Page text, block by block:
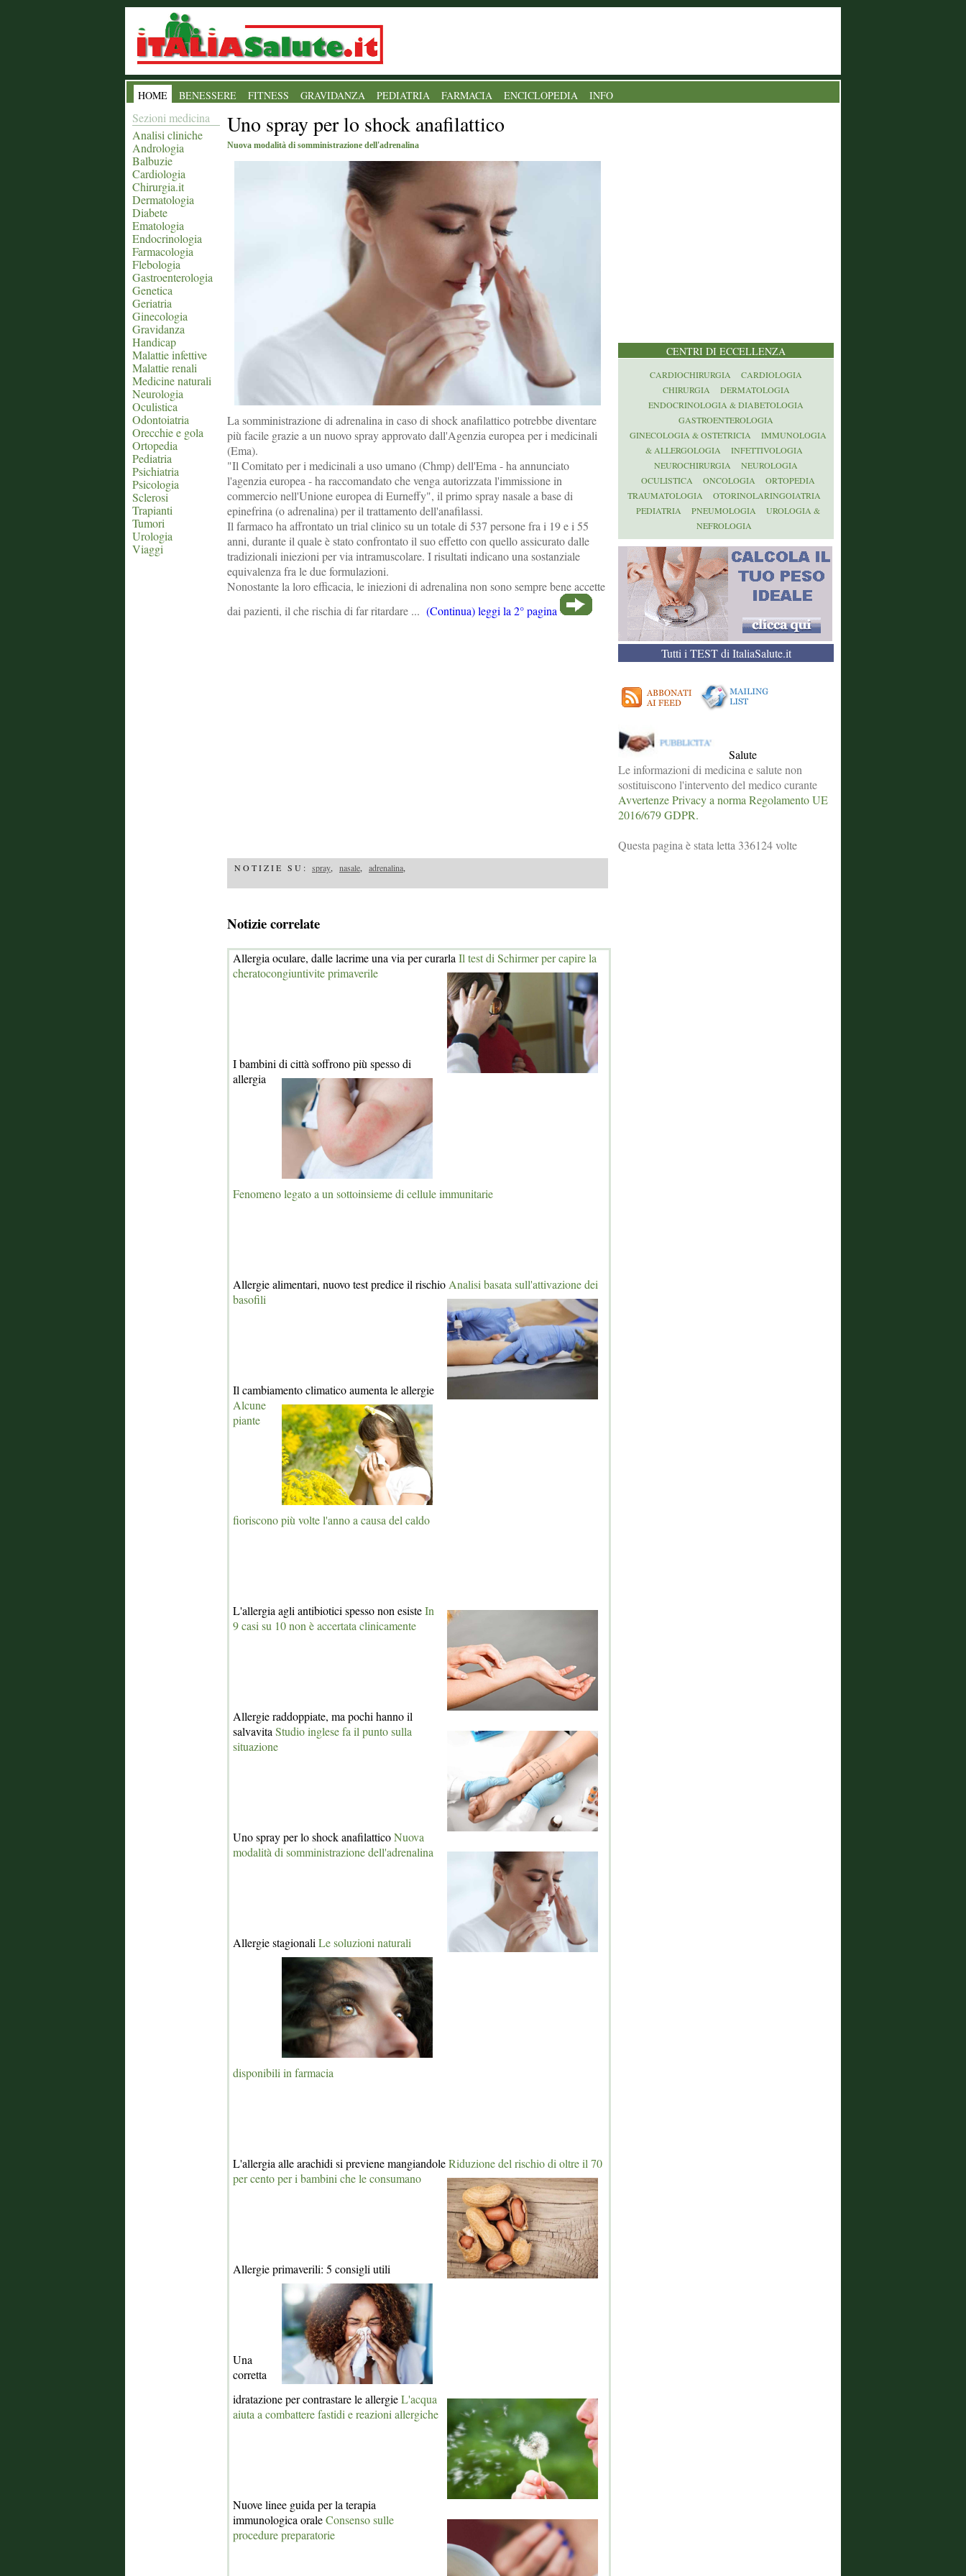
HOME BENESSERE FITNESS GRAVIDANZA PEDIATRIA FARMACIA ENCICLOPEDIA INFO
Sezioni medicina
Analisi cliniche
Andrologia
Balbuzie
Cardiologia
Chirurgia.it
Dermatologia
Diabete
Ematologia
Endocrinologia
Farmacologia
Flebologia
Gastroenterologia
Genetica
Geriatria
Ginecologia
Gravidanza
Handicap
Malattie infettive
Malattie renali
Medicine naturali
Neurologia
Oculistica
Odontoiatria
Orecchie e gola
Ortopedia
Pediatria
Psichiatria
Psicologia
Sclerosi
Trapianti
Tumori
Urologia
Viaggi
Uno spray per lo shock anafilattico
Nuova modalità di somministrazione dell'adrenalina
La somministrazione di adrenalina in caso di shock anafilattico potrebbe diventare
più facile grazie a un nuovo spray approvato dall'Agenzia europea per i medicinali
(Ema).
"Il Comitato per i medicinali a uso umano (Chmp) dell'Ema - ha annunciato
l'agenzia europea - ha raccomandato che venga autorizzata l'immissione in
commercio nell'Unione europea di Eurneffy", il primo spray nasale a base di
epinefrina (o adrenalina) per il trattamento dell'anafilassi.
Il farmaco ha affrontato un trial clinico su un totale di 537 persone fra i 19 e i 55
anni, durante il quale è stato confrontato il suo effetto con quello assicurato dalle
tradizionali iniezioni per via intramuscolare. I risultati indicano una sostanziale
equivalenza fra le due formulazioni.
Nonostante la loro efficacia, le iniezioni di adrenalina non sono sempre bene accette
dai pazienti, il che rischia di far ritardare ... (Continua) leggi la 2° pagina
NOTIZIE SU: spray, nasale, adrenalina,
Notizie correlate
Allergia oculare, dalle lacrime una via per curarla Il test di Schirmer per capire la
cheratocongiuntivite primaverile
I bambini di città soffrono più spesso di
allergia
Fenomeno legato a un sottoinsieme di cellule immunitarie
Allergie alimentari, nuovo test predice il rischio Analisi basata sull'attivazione dei
basofili
Il cambiamento climatico aumenta le allergie
Alcune
piante
fioriscono più volte l'anno a causa del caldo
L'allergia agli antibiotici spesso non esisteIn
9 casi su 10 non è accertata clinicamente
Allergie raddoppiate, ma pochi hanno il
salvavita Studio inglese fa il punto sulla
situazione
Uno spray per lo shock anafilatticoNuova
modalità di somministrazione dell'adrenalina
Allergie stagionali Le soluzioni naturali
disponibili in farmacia
L'allergia alle arachidi si previene mangiandoleRiduzione del rischio di oltre il 70
per cento per i bambini che le consumano
Allergie primaverili: 5 consigli utili
Una
corretta
idratazione per contrastare le allergieL'acqua
aiuta a combattere fastidi e reazioni allergiche
Nuove linee guida per la terapia
immunologica oraleConsenso sulle
procedure preparatorie
CENTRI DI ECCELLENZA
CARDIOCHIRURGIA
CARDIOLOGIA
CHIRURGIA
DERMATOLOGIA
ENDOCRINOLOGIA & DIABETOLOGIA
GASTROENTEROLOGIA
GINECOLOGIA & OSTETRICIA
IMMUNOLOGIA
& ALLERGOLOGIA
INFETTIVOLOGIA
NEUROCHIRURGIA
NEUROLOGIA
OCULISTICA
ONCOLOGIA
ORTOPEDIA
TRAUMATOLOGIA
OTORINOLARINGOIATRIA
PEDIATRIA
PNEUMOLOGIA
UROLOGIA &
NEFROLOGIA
Tutti i TEST di ItaliaSalute.it
Salute
Le informazioni di medicina e salute non
sostituiscono l'intervento del medico curante
Avvertenze Privacy a norma Regolamento UE
2016/679 GDPR.
Questa pagina è stata letta 336124 volte